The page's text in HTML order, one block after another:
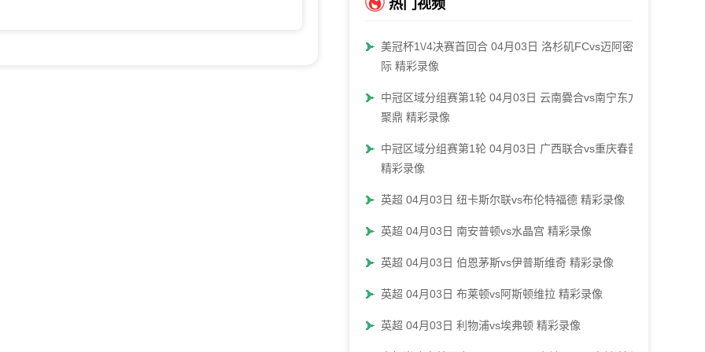
热门视频
美冠杯1\/4决赛首回合 04月03日 洛杉矶FCvs迈阿密国
际 精彩录像
中冠区域分组赛第1轮 04月03日 云南爨合vs南宁东方
聚鼎 精彩录像
中冠区域分组赛第1轮 04月03日 广西联合vs重庆春蕾
精彩录像
英超 04月03日 纽卡斯尔联vs布伦特福德 精彩录像
英超 04月03日 南安普顿vs水晶宫 精彩录像
英超 04月03日 伯恩茅斯vs伊普斯维奇 精彩录像
英超 04月03日 布莱顿vs阿斯顿维拉 精彩录像
英超 04月03日 利物浦vs埃弗顿 精彩录像